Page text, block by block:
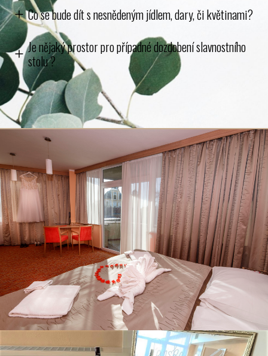
Co se bude dít s nesnědeným jídlem, dary, či květinami?
Je nějaký prostor pro případné dozdobení slavnostního
stolu ?